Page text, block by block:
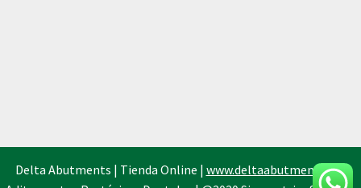
Delta Abutments | Tienda Online | www.deltaabutments.es|